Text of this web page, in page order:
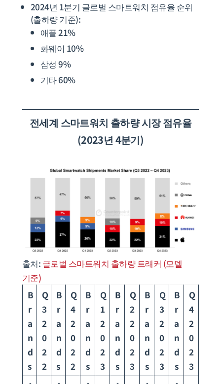
2024년 1분기 글로벌 스마트워치 점유율 순위
(출하량 기준):
애플 21%
화웨이 10%
삼성 9%
기타 60%
전세계 스마트워치 출하량 시장 점유율
(2023년 4분기)
출처: 글로벌 스마트워치 출하량 트래커 (모델
기준)
B
r
a
n
d
s
Q
3
2
0
2
2
B
r
a
n
d
s
Q
4
2
0
2
2
B
r
a
n
d
s
Q
1
2
0
2
3
B
r
a
n
d
s
Q
2
2
0
2
3
B
r
a
n
d
s
Q
3
2
0
2
3
B
r
a
n
d
s
Q
4
2
0
2
3